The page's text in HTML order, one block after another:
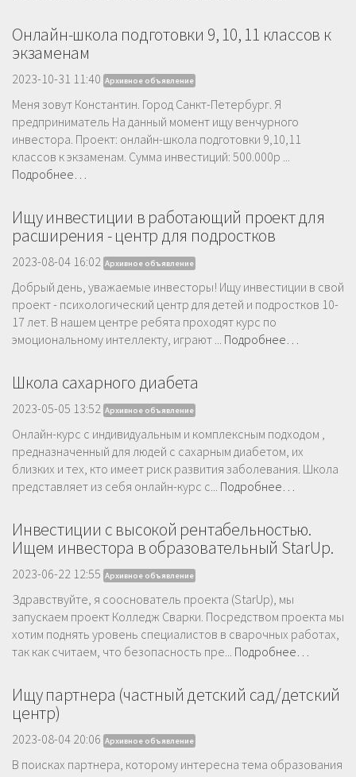
Онлайн-школа подготовки 9, 10, 11 классов к
экзаменам
2023-10-31 11:40 Архивное объявление
Меня зовут Константин. Город Санкт-Петербург. Я
предприниматель На данный момент ищу венчурного
инвестора. Проект: онлайн-школа подготовки 9,10,11
классов к экзаменам. Сумма инвестиций: 500.000р ...
Подробнее…
Ищу инвестиции в работающий проект для
расширения - центр для подростков
2023-08-04 16:02 Архивное объявление
Добрый день, уважаемые инвесторы! Ищу инвестиции в свой
проект - психологический центр для детей и подростков 10-
17 лет. В нашем центре ребята проходят курс по
эмоциональному интеллекту, играют ... Подробнее…
Школа сахарного диабета
2023-05-05 13:52 Архивное объявление
Онлайн-курс с индивидуальным и комплексным подходом ,
предназначенный для людей с сахарным диабетом, их
близких и тех, кто имеет риск развития заболевания. Школа
представляет из себя онлайн-курс с... Подробнее…
Инвестиции с высокой рентабельностью.
Ищем инвестора в образовательный StarUp.
2023-06-22 12:55 Архивное объявление
Здравствуйте, я сооснователь проекта (StarUp), мы
запускаем проект Колледж Сварки. Посредством проекта мы
хотим поднять уровень специалистов в сварочных работах,
так как считаем, что безопасность пре... Подробнее…
Ищу партнера (частный детский сад/детский
центр)
2023-08-04 20:06 Архивное объявление
В поисках партнера, которому интересна тема образования